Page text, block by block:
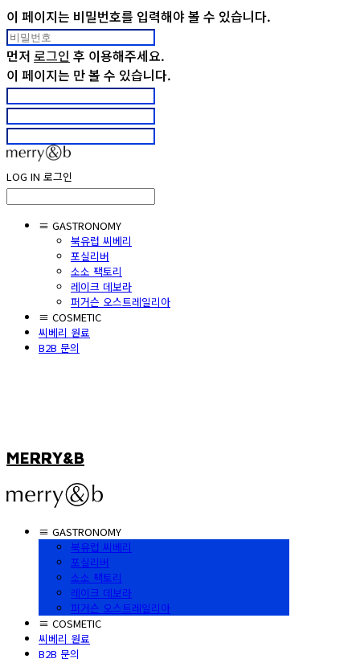
이 페이지는 비밀번호를 입력해야 볼 수 있습니다.
먼저 로그인 후 이용해주세요.
이 페이지는 만 볼 수 있습니다.
LOG IN 로그인
≡ GASTRONOMY
북유럽 씨베리
포실리버
소소 팩토리
레이크 데보라
퍼거슨 오스트레일리아
≡ COSMETIC
씨베리 원료
B2B 문의
MERRY&B
≡ GASTRONOMY
북유럽 씨베리
포실리버
소소 팩토리
레이크 데보라
퍼거슨 오스트레일리아
≡ COSMETIC
씨베리 원료
B2B 문의